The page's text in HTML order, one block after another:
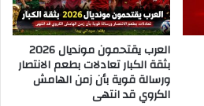
العرب يقتحمون مونديال 2026
بثقة الكبار تعادلات بطعم الانتصار
ورسالة قوية بأن زمن الهامش
الكروي قد انتهى